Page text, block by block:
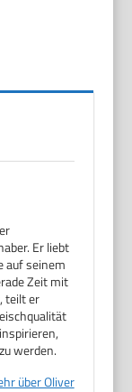
Er liebt
auf seinem
Zeit mit
teilt er
werden.
über Oliver